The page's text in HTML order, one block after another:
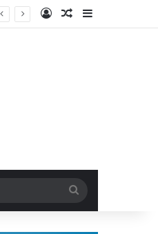
AccesoPublicacion al
Barra lateral
por